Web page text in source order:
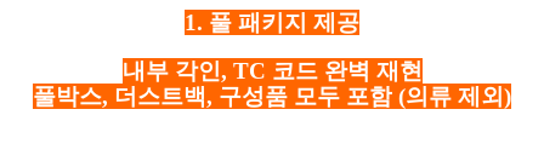
1. 풀 패키지 제공
내부 각인, TC 코드 완벽 재현
풀박스, 더스트백, 구성품 모두 포함 (의류 제외)